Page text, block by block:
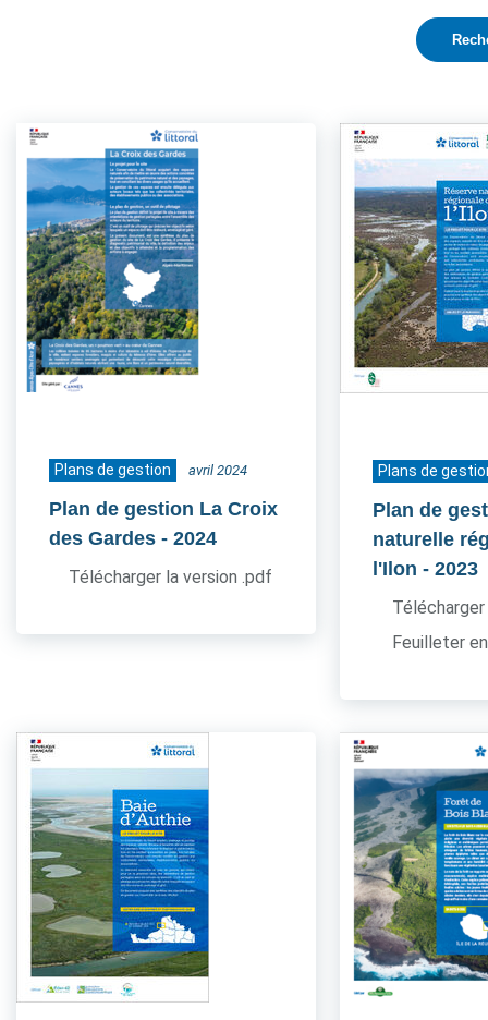
Plans de gestion avril 2024
Plan de gestion La Croix
des Gardes - 2024
Télécharger la version .pdf
Plans de
Plan de
naturelle
l'Ilon - 2023
Feuilleter